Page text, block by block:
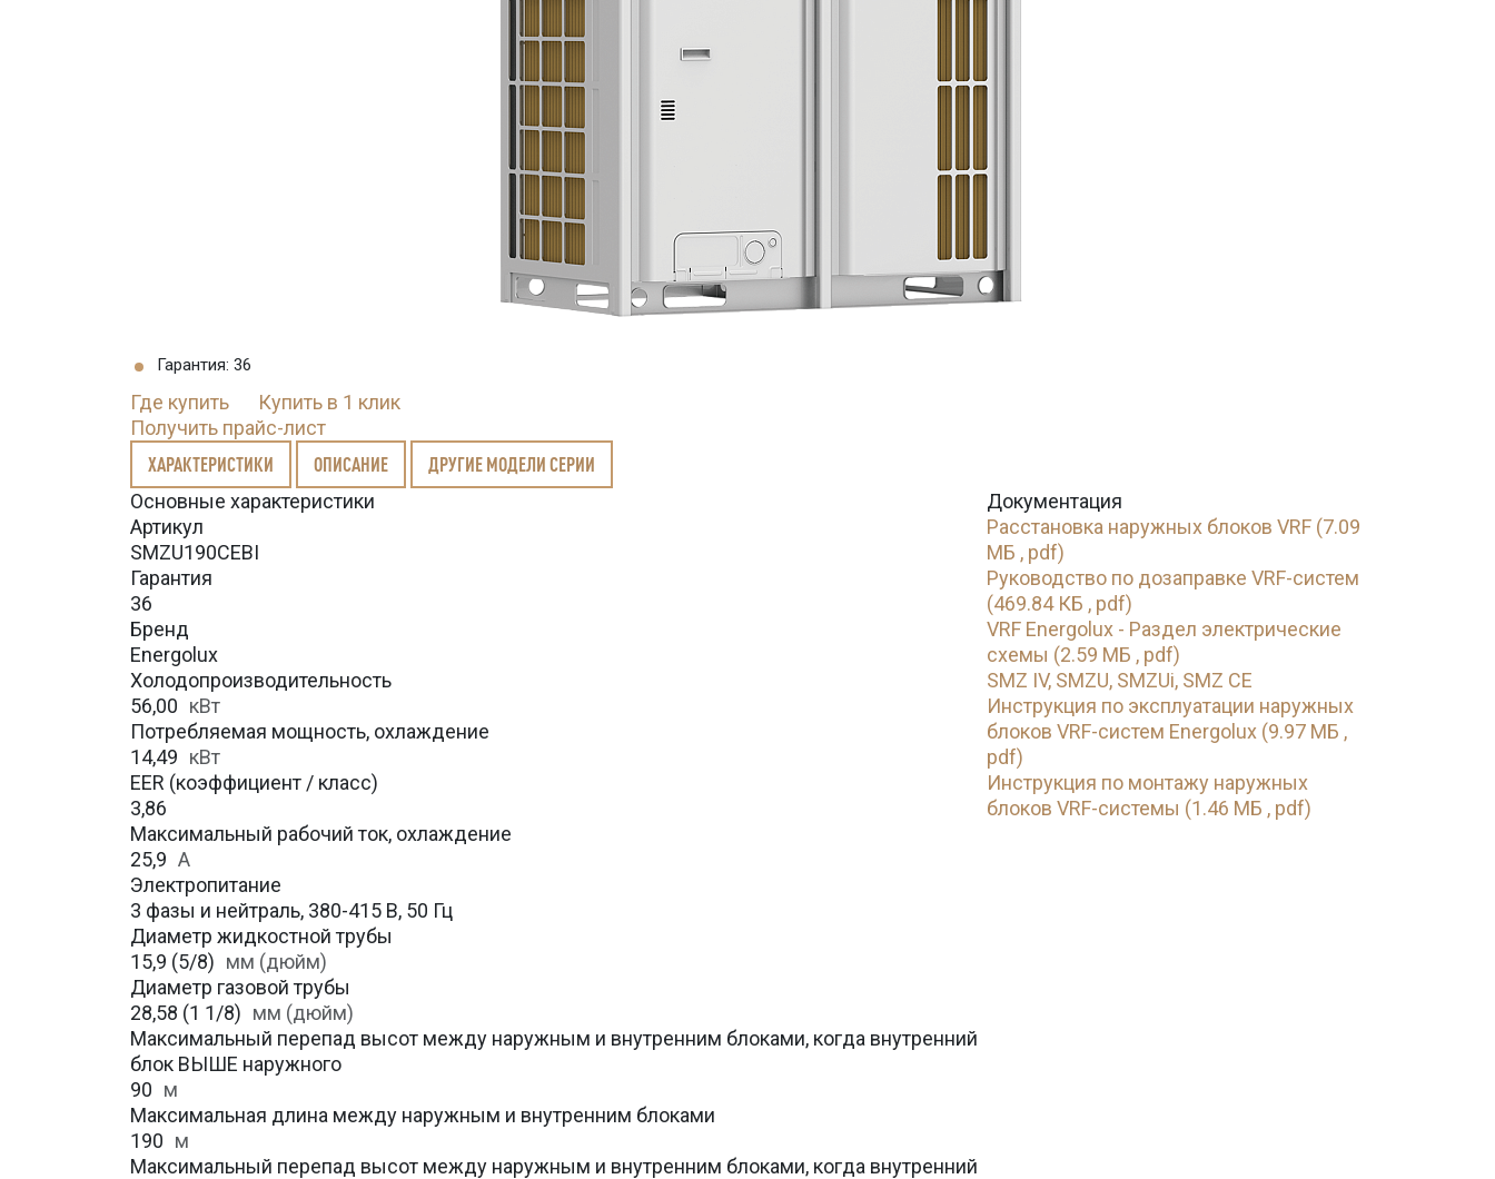
Гарантия: 36
Где купить
Купить в 1 клик
Получить прайс-лист
ХАРАКТЕРИСТИКИ ОПИСАНИЕ ДРУГИЕ МОДЕЛИ СЕРИИ
Основные характеристики
Артикул
SMZU190CEBI
Гарантия
36
Бренд
Energolux
Холодопроизводительность
56,00 кВт
Потребляемая мощность, охлаждение
14,49 кВт
EER (коэффициент / класс)
3,86
Максимальный рабочий ток, охлаждение
25,9 A
Электропитание
3 фазы и нейтраль, 380-415 В, 50 Гц
Диаметр жидкостной трубы
15,9 (5/8) мм (дюйм)
Диаметр газовой трубы
28,58 (1 1/8) мм (дюйм)
Максимальный перепад высот между наружным и внутренним блоками, когда внутренний
блок ВЫШЕ наружного
90 м
Максимальная длина между наружным и внутренним блоками
190 м
Максимальный перепад высот между наружным и внутренним блоками, когда внутренний
Документация
Расстановка наружных блоков VRF (7.09
МБ , pdf)
Руководство по дозаправке VRF-систем
(469.84 КБ , pdf)
VRF Energolux - Раздел электрические
схемы (2.59 МБ , pdf)
SMZ IV, SMZU, SMZUi, SMZ CE
Инструкция по эксплуатации наружных
блоков VRF-систем Energolux (9.97 МБ ,
pdf)
Инструкция по монтажу наружных
блоков VRF-системы (1.46 МБ , pdf)